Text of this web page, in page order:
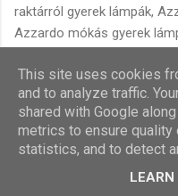
This site uses cookies
and to analyze traffic.
shared with Google
metrics to ensure quality
statistics, and to detect
LEARN